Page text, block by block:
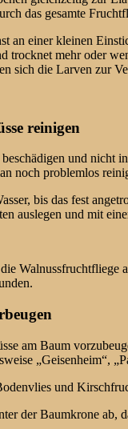
das gesamte
an einer kleinen
trocknet mehr oder
sich die Larven zur
reinigen
und nicht
noch problemlos
bis das fest
auslegen und mit
am Baum
„Geisenheim“,
und
der Baumkrone ab,